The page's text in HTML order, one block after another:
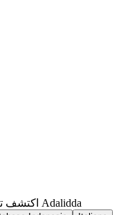
اكتشف تعددية وجودة حبوب البازلاء الهندية من Adalidda